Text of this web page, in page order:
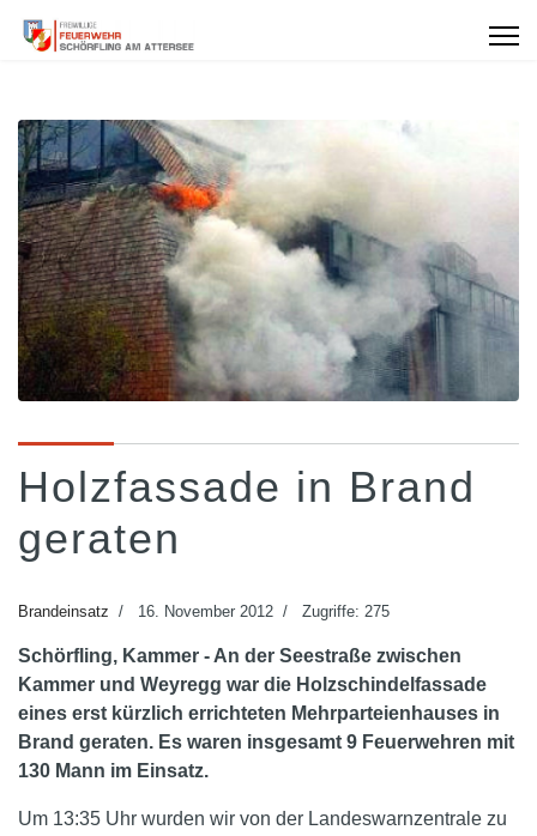
Holzfassade in Brand
geraten
Brandeinsatz 16. November 2012 Zugriffe: 275
Schörfling, Kammer - An der Seestraße zwischen
Kammer und Weyregg war die Holzschindelfassade
eines erst kürzlich errichteten Mehrparteienhauses in
Brand geraten. Es waren insgesamt 9 Feuerwehren mit
130 Mann im Einsatz.
Um 13:35 Uhr wurden wir von der Landeswarnzentrale zu